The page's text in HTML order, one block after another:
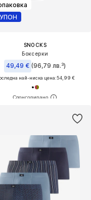
SNOCKS
Боксерки
49,49 € (96,79 лв.³)
най-ниска цена:54,99 €